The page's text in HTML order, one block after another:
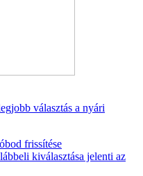
választás a nyári
frissítése
kiválasztása jelenti az